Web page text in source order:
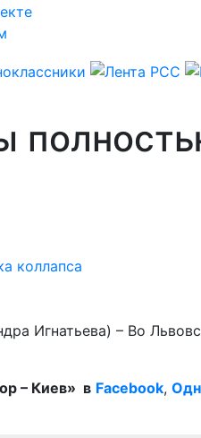
коллапса
Игнатьева) – Во
– Киев» в Facebook,